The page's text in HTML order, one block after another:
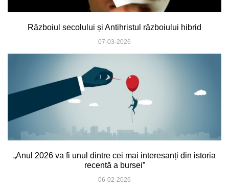
Războiul secolului și Antihristul războiului hibrid
07-03-2026
„Anul 2026 va fi unul dintre cei mai interesanți din istoria
recentă a bursei”
06-02-2026